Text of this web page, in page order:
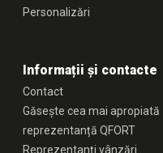
Personalizări
Informații și contacte
Contact
Găsește cea mai apropiată
reprezentanță QFORT
Reprezentanți vânzări